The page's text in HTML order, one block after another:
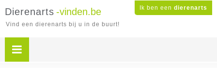
Ik ben een dierenarts
Dierenarts -vinden.be
Vind een dierenarts bij u in de buurt!